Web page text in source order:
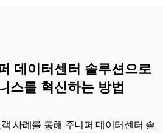
데이터센터 솔루션으로
스를 혁신하는 방법
사례를 통해 주니퍼 데이터센터 솔